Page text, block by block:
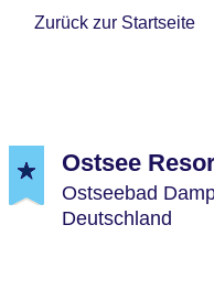
Zurück zur Startseite
Ostsee
Ostseebad
Deutschland